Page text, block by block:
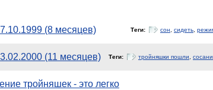
(8 месяцев) Теги: сон сидеть
(11 месяцев) Теги: тройняшки пошли
тройняшек - это легко